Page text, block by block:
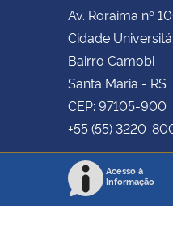
Av. Roraima nº
Cidade
Bairro Camobi
Santa Maria - RS
CEP: 97105-900
+55 (55) 3220-
Acesso à
Informação